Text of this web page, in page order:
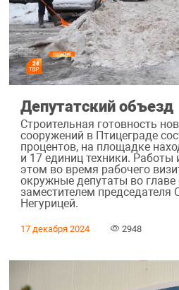
Депутатский объезд
Строительная готовность
сооружений в Птицеграде
процентов, на площадке
и 17 единиц техники.
этом во время рабочего
окружные депутаты во
заместителем председателя
Негурицей.
17 декабря 2024 2948